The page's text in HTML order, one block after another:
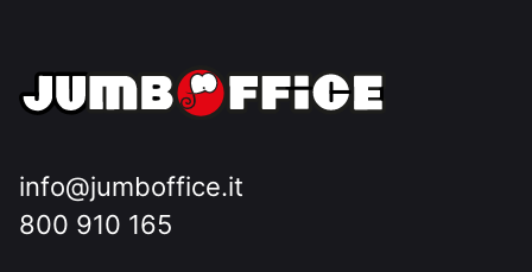
info@jumboffice.it
800 910 165